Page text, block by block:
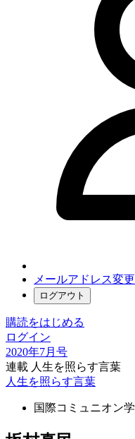
メールアドレス変更
ログアウト
購読をはじめる
ログイン
2020年7月号
連載 人生を照らす言葉
人生を照らす言葉
国際コミュニオン